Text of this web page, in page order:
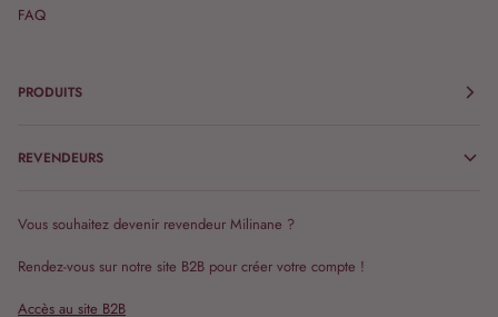
FAQ
PRODUITS
REVENDEURS
Vous souhaitez devenir revendeur Milinane ?
Rendez-vous sur notre site B2B pour créer votre compte !
Accès au site B2B